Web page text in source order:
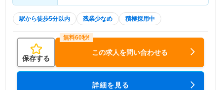
駅から徒歩5分以内 残業少なめ 積極採用中
保存する
この求人を問い合わせる
詳細を見る